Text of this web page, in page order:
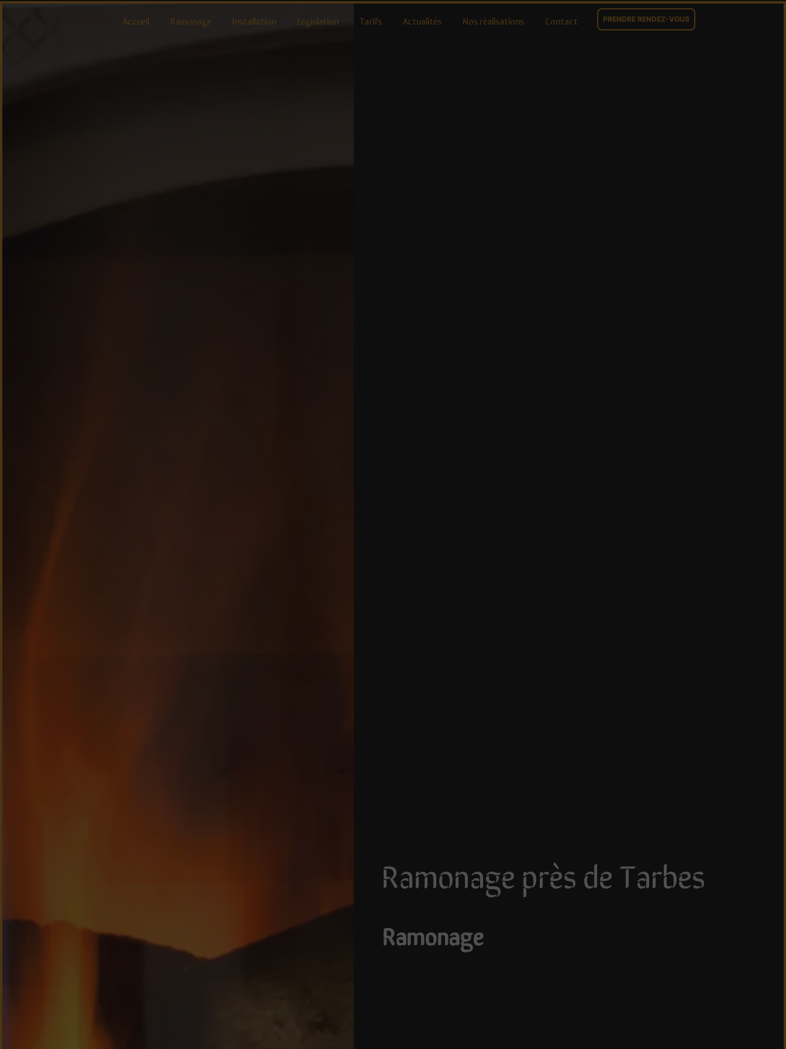
Accueil Ramonage Installation Legislation Tarifs Actualités Nos réalisations Contact PRENDRE RENDEZ-VOUS
ramonage près de Tarbes
ramonage
Panneau de gestion des cookies